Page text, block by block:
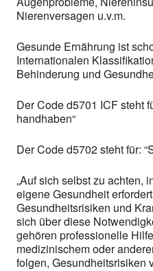
Nierenversagen u.v.m.
Gesunde Ernährung ist
Internationalen
Behinderung und
Der Code d5701 ICF steht
handhaben“
Der Code d5702 steht für:
„Auf sich selbst zu achten,
eigene Gesundheit
Gesundheitsrisiken und
sich über diese
gehören professionelle
medizinischem oder
folgen, Gesundheitsrisiken